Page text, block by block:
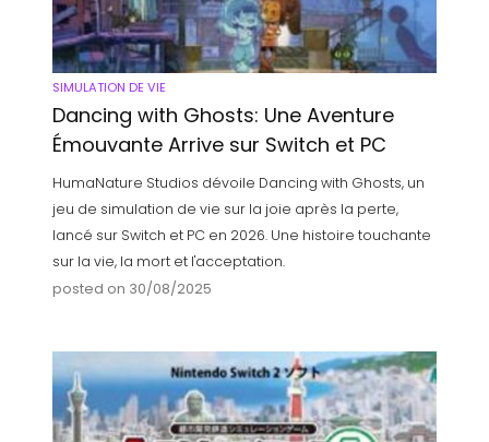
SIMULATION DE VIE
Dancing with Ghosts: Une Aventure
Émouvante Arrive sur Switch et PC
HumaNature Studios dévoile Dancing with Ghosts, un
jeu de simulation de vie sur la joie après la perte,
lancé sur Switch et PC en 2026. Une histoire touchante
sur la vie, la mort et l'acceptation.
posted on 30/08/2025